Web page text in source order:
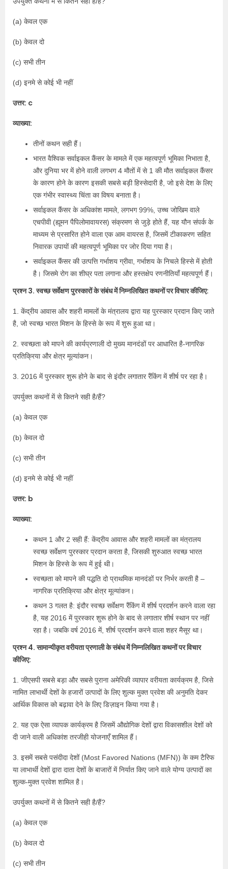
(a) केवल एक
(b) केवल दो
(c) सभी तीन
(d) इनमे से कोई भी नहीं
उत्तर: c
व्याख्या:
तीनों कथन सही हैं।
भारत वैश्विक सर्वाइकल कैंसर के मामले में एक महत्वपूर्ण भूमिका निभाता है,
और दुनिया भर में होने वाली लगभग 4 मौतों में से 1 की मौत सर्वाइकल कैंसर
के कारण होने के कारण इसकी सबसे बड़ी हिस्सेदारी है, जो इसे देश के लिए
एक गंभीर स्वास्थ्य चिंता का विषय बनाता है।
सर्वाइकल कैंसर के अधिकांश मामले, लगभग 99%, उच्च जोखिम वाले
एचपीवी (ह्यूमन पैपिलोमावायरस) संक्रमण से जुड़े होते हैं, यह यौन संपर्क के
माध्यम से प्रसारित होने वाला एक आम वायरस है, जिसमें टीकाकरण सहित
निवारक उपायों की महत्वपूर्ण भूमिका पर जोर दिया गया है।
सर्वाइकल कैंसर की उत्पत्ति गर्भाशय ग्रीवा, गर्भाशय के निचले हिस्से में होती
है। जिसमे रोग का शीघ्र पता लगाना और हस्तक्षेप रणनीतियाँ महत्वपूर्ण हैं।
प्रश्न 3. स्वच्छ सर्वेक्षण पुरस्कारों के संबंध में निम्नलिखित कथनों पर विचार कीजिए:
1. केंद्रीय आवास और शहरी मामलों के मंत्रालय द्वारा यह पुरस्कार प्रदान किए जाते
है, जो स्वच्छ भारत मिशन के हिस्से के रूप में शुरू हुआ था।
2. स्वच्छता को मापने की कार्यप्रणाली दो मुख्य मानदंडों पर आधारित है-नागरिक
प्रतिक्रिया और क्षेत्र मूल्यांकन।
3. 2016 में पुरस्कार शुरू होने के बाद से इंदौर लगातार रैंकिंग में शीर्ष पर रहा है।
उपर्युक्त कथनों में से कितने सही है/हैं?
(a) केवल एक
(b) केवल दो
(c) सभी तीन
(d) इनमे से कोई भी नहीं
उत्तर: b
व्याख्या:
कथन 1 और 2 सही हैं: केंद्रीय आवास और शहरी मामलों का मंत्रालय
स्वच्छ सर्वेक्षण पुरस्कार प्रदान करता है, जिसकी शुरुआत स्वच्छ भारत
मिशन के हिस्से के रूप में हुई थी।
स्वच्छता को मापने की पद्धति दो प्राथमिक मानदंडों पर निर्भर करती है –
नागरिक प्रतिक्रिया और क्षेत्र मूल्यांकन।
कथन 3 गलत है: इंदौर स्वच्छ सर्वेक्षण रैंकिंग में शीर्ष प्रदर्शन करने वाला रहा
है, यह 2016 में पुरस्कार शुरू होने के बाद से लगातार शीर्ष स्थान पर नहीं
रहा है। जबकि वर्ष 2016 में, शीर्ष प्रदर्शन करने वाला शहर मैसूर था।
प्रश्न 4. सामान्यीकृत वरीयता प्रणाली के संबंध में निम्नलिखित कथनों पर विचार
कीजिए:
1. जीएसपी सबसे बड़ा और सबसे पुराना अमेरिकी व्यापार वरीयता कार्यक्रम है, जिसे
नामित लाभार्थी देशों के हजारों उत्पादों के लिए शुल्क मुक्त प्रवेश की अनुमति देकर
आर्थिक विकास को बढ़ावा देने के लिए डिज़ाइन किया गया है।
2. यह एक ऐसा व्यापक कार्यक्रम है जिसमें औद्योगिक देशों द्वारा विकासशील देशों को
दी जाने वाली अधिकांश तरजीही योजनाएँ शामिल हैं।
3. इसमें सबसे पसंदीदा देशों (Most Favored Nations (MFN)) के कम टैरिफ
या लाभार्थी देशों द्वारा दाता देशों के बाजारों में निर्यात किए जाने वाले योग्य उत्पादों का
शुल्क-मुक्त प्रवेश शामिल है।
उपर्युक्त कथनों में से कितने सही है/हैं?
(a) केवल एक
(b) केवल दो
(c) सभी तीन